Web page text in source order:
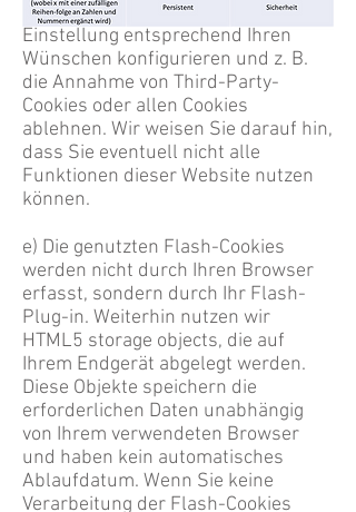
d) Sie können Ihre Browser-
Einstellung entsprechend Ihren
Wünschen konfigurieren und z. B.
die Annahme von Third-Party-
Cookies oder allen Cookies
ablehnen. Wir weisen Sie darauf hin,
dass Sie eventuell nicht alle
Funktionen dieser Website nutzen
können.
e) Die genutzten Flash-Cookies
werden nicht durch Ihren Browser
erfasst, sondern durch Ihr Flash-
Plug-in. Weiterhin nutzen wir
HTML5 storage objects, die auf
Ihrem Endgerät abgelegt werden.
Diese Objekte speichern die
erforderlichen Daten unabhängig
von Ihrem verwendeten Browser
und haben kein automatisches
Ablaufdatum. Wenn Sie keine
Verarbeitung der Flash-Cookies